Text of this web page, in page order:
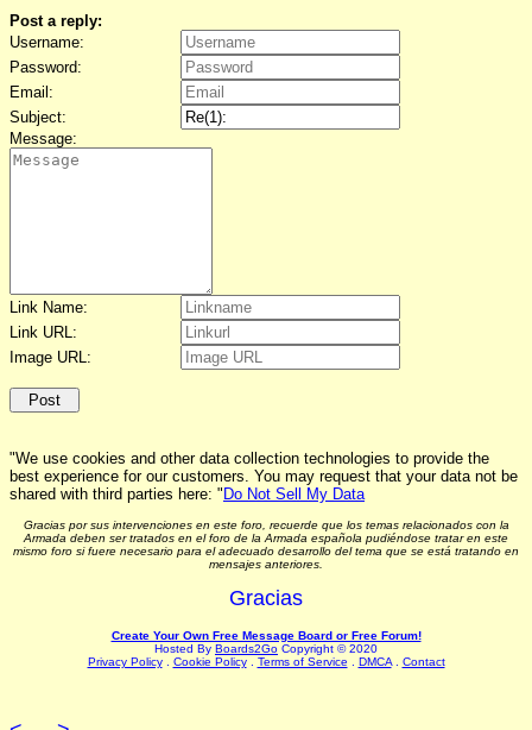
Post a reply:
Username:
Password:
Email:
Subject:
Message:
Link Name:
Link URL:
Image URL:
"We use cookies and other data collection technologies to provide the
best experience for our customers. You may request that your data not be
shared with third parties here: " Do Not Sell My Data
Gracias por sus intervenciones en este foro, recuerde que los temas relacionados con la
Armada deben ser tratados en el foro de la Armada española pudiéndose tratar en este
mismo foro si fuere necesario para el adecuado desarrollo del tema que se está tratando en
mensajes anteriores.
Gracias
Create Your Own Free Message Board or Free Forum!
Hosted By Boards2Go Copyright © 2020
Privacy Policy. Cookie Policy. Terms of Service DMCA. Contact